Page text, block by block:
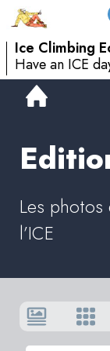
Ice Climbing
Have an ICE
Les
l’ICE